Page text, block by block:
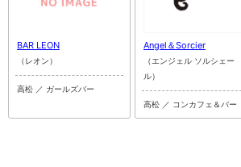
BAR LEON
（レオン）
高松 ／ ガールズバー
Angel＆Sorcier
（エンジェル ソルシェー
ル）
高松 ／ コンカフェ＆バー